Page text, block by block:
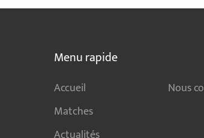
Menu rapide
Accueil
Matches
Nous